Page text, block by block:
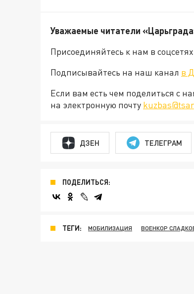
Уважаемые читатели
Присоединяйтесь к нам в соцсетях
Подписывайтесь на наш канал в
Если вам есть чем поделиться с
на электронную почту
ДЗЕН ТЕЛЕГРАМ
ПОДЕЛИТЬСЯ:
ТЕГИ: МОБИЛИЗАЦИЯ ВОЕНКОР